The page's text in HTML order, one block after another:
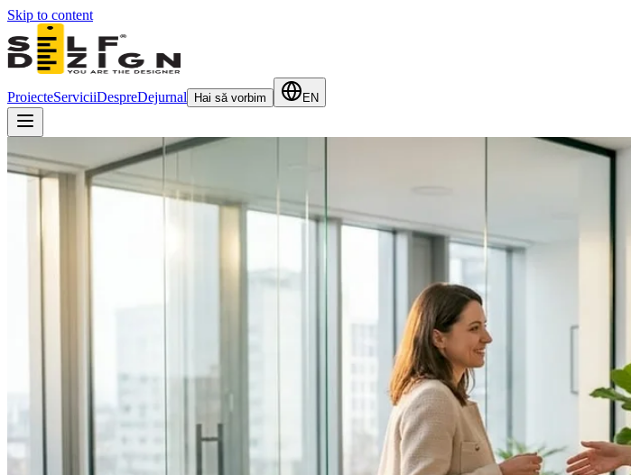
Skip to content
ProiecteServiciiDespreDejurnal Hai să vorbim EN